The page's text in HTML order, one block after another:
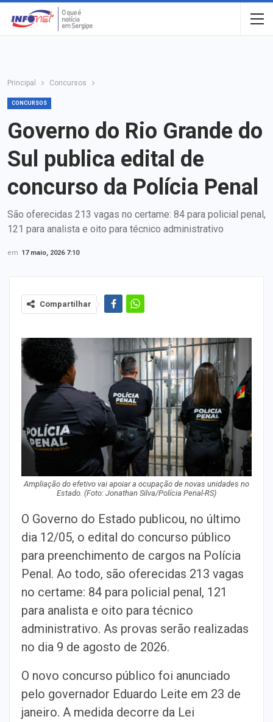
Principal Concursos
CONCURSOS
Governo do Rio Grande do
Sul publica edital de
concurso da Polícia Penal
São oferecidas 213 vagas no certame: 84 para policial penal,
121 para analista e oito para técnico administrativo
em 17 maio, 2026 7:10
Compartilhar
Ampliação do efetivo vai apoiar a ocupação de novas unidades no
Estado. (Foto: Jonathan Silva/Polícia Penal-RS)
O Governo do Estado publicou, no último
dia 12/05, o edital do concurso público
para preenchimento de cargos na Polícia
Penal. Ao todo, são oferecidas 213 vagas
no certame: 84 para policial penal, 121
para analista e oito para técnico
administrativo. As provas serão realizadas
no dia 9 de agosto de 2026.
O novo concurso público foi anunciado
pelo governador Eduardo Leite em 23 de
janeiro. A medida decorre da Lei